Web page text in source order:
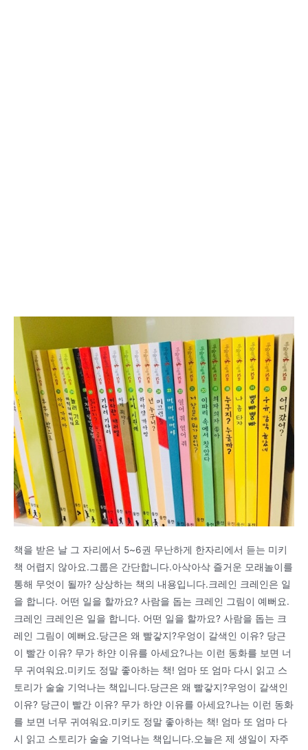
책을 받은 날 그 자리에서 5~6권 무난하게 한자리에서 듣는 미키
책 어렵지 않아요.그룹은 간단합니다.아삭아삭 즐거운 모래놀이를
통해 무엇이 될까? 상상하는 책의 내용입니다.크레인 크레인은 일
을 합니다. 어떤 일을 할까요? 사람을 돕는 크레인 그림이 예뻐요.
크레인 크레인은 일을 합니다. 어떤 일을 할까요? 사람을 돕는 크
레인 그림이 예뻐요.당근은 왜 빨갛지?우엉이 갈색인 이유? 당근
이 빨간 이유? 무가 하얀 이유를 아세요?나는 이런 동화를 보면 너
무 귀여워요.미키도 정말 좋아하는 책! 엄마 또 엄마 다시 읽고 스
토리가 술술 기억나는 책입니다.당근은 왜 빨갛지?우엉이 갈색인
이유? 당근이 빨간 이유? 무가 하얀 이유를 아세요?나는 이런 동화
를 보면 너무 귀여워요.미키도 정말 좋아하는 책! 엄마 또 엄마 다
시 읽고 스토리가 술술 기억나는 책입니다.오늘은 제 생일이 자주